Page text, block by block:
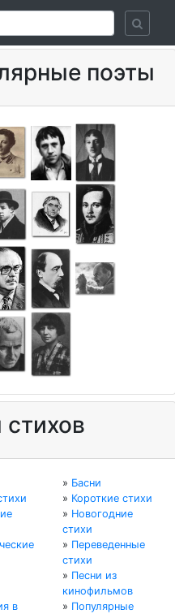
поэты
» Басни
» Короткие стихи
» Новогодние
стихи
» Переведенные
стихи
» Песни из
кинофильмов
в
» Популярные